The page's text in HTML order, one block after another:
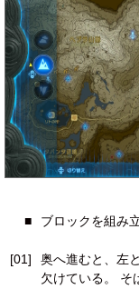
■ ブロックを組み
[01]
奥へ進むと、左
欠けている。 そ